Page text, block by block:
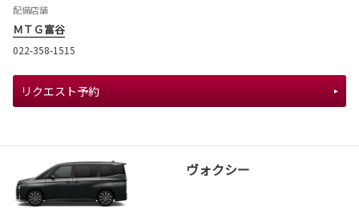
配備店舗
ＭＴＧ富谷
022-358-1515
リクエスト予約
ヴォクシー